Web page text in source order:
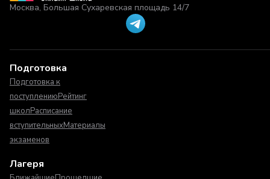
Москва, Большая Сухаревская площадь 14/7
Подготовка
Подготовка к
поступлениюРейтинг
школРасписание
вступительныхМатериалы
экзаменов
Лагеря